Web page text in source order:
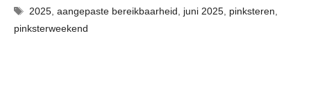
Tags
2025,aangepaste bereikbaarheid, juni 2025, pinksteren,
pinksterweekend